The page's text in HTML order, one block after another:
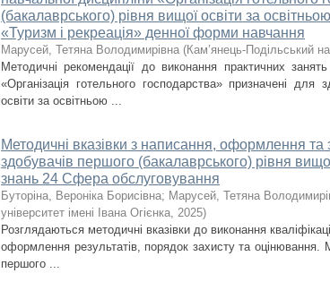
(бакалаврського) рівня вищої освіти за
«Туризм і рекреація» денної форми навчання
Марусей, Тетяна Володимирівна (Кам’янець-Подільський
Методичні рекомендації до виконання практичних
«Організація готельного господарства» призначені для
освіти за освітньою ...
Методичні вказівки з написання, оформлення та
здобувачів першого (бакалаврського) рівня
знань 24 Сфера обслуговування
Буторіна, Вероніка Борисівна; Марусей, Тетяна
університет імені Івана Огієнка, 2025)
Розглядаються методичні вказівки до виконання
оформлення результатів, порядок захисту та оцінювання.
першого ...